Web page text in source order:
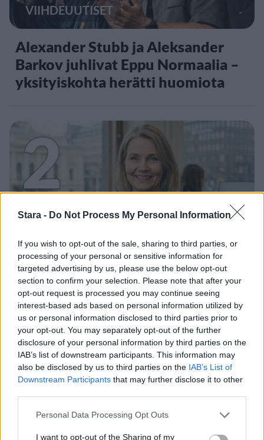
Stara - Do Not Process My Personal Information
If you wish to opt-out of the sale, sharing to third parties, or
processing of your personal or sensitive information for
targeted advertising by us, please use the below opt-out
section to confirm your selection. Please note that after your
opt-out request is processed you may continue seeing
interest-based ads based on personal information utilized by
us or personal information disclosed to third parties prior to
your opt-out. You may separately opt-out of the further
disclosure of your personal information by third parties on the
IAB’s list of downstream participants. This information may
also be disclosed by us to third parties on the IAB’s List of
Downstream Participants that may further disclose it to other
Personal Data Processing Opt Outs
I want to opt-out of the Sharing of my
VIIHDEUUTISET
Alexander Stubb ja Aleksander
Barkov juhlivat Eppu Normaalia –
yksityiskohta herätti huomiota
2
Työnantaja ei hyväksynyt
etälääkärin
sairauslomatodistuksia – neljälle
ei maksettu sairausajan palkkaa
3